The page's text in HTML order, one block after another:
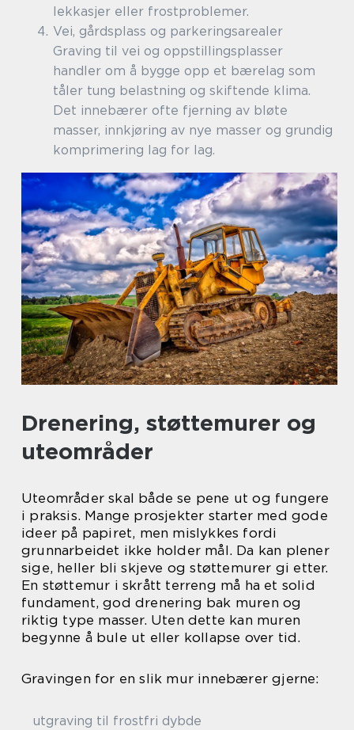
lekkasjer eller frostproblemer.
Vei, gårdsplass og parkeringsarealer
Graving til vei og oppstillingsplasser
handler om å bygge opp et bærelag som
tåler tung belastning og skiftende klima.
Det innebærer ofte fjerning av bløte
masser, innkjøring av nye masser og grundig
komprimering lag for lag.
Drenering, støttemurer og
uteområder
Uteområder skal både se pene ut og fungere
i praksis. Mange prosjekter starter med gode
ideer på papiret, men mislykkes fordi
grunnarbeidet ikke holder mål. Da kan plener
sige, heller bli skjeve og støttemurer gi etter.
En støttemur i skrått terreng må ha et solid
fundament, god drenering bak muren og
riktig type masser. Uten dette kan muren
begynne å bule ut eller kollapse over tid.
Gravingen for en slik mur innebærer gjerne:
utgraving til frostfri dybde